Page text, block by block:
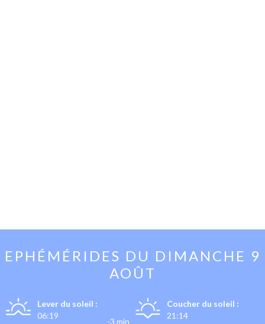
EPHÉMÉRIDES DU DIMANCHE 9
AOÛT
Lever du soleil :
06:19
-3 min
Coucher du soleil :
21:14